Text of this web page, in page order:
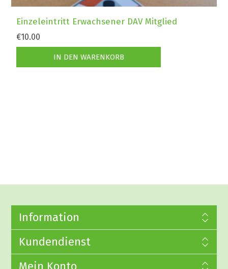
Einzeleintritt Erwachsener DAV Mitglied
€10.00
Information
Kundendienst
Mein Konto